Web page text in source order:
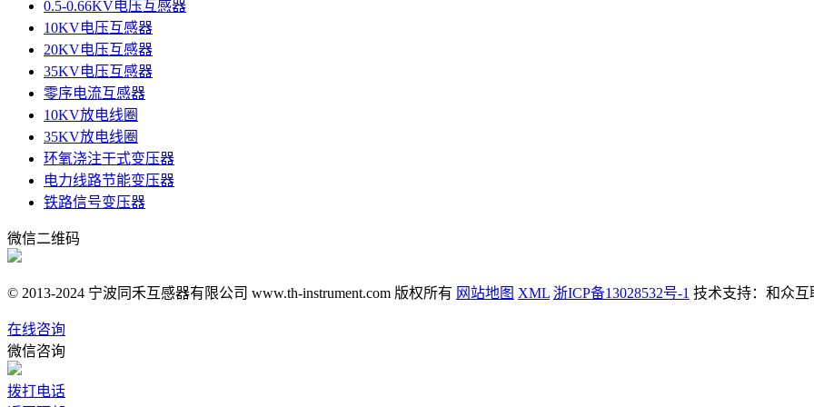
0.5-0.66KV电压互感器
10KV电压互感器
20KV电压互感器
35KV电压互感器
零序电流互感器
10KV放电线圈
35KV放电线圈
环氧浇注干式变压器
电力线路节能变压器
铁路信号变压器
微信二维码
© 2013-2024 宁波同禾互感器有限公司 www.th-instrument.com 版权所有 网站地图 XML 浙ICP备13028532号-1 技术支持：和众互
在线咨询
微信咨询
拨打电话